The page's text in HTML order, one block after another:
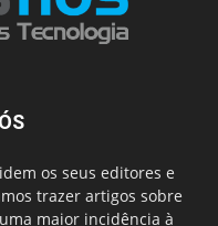
os seus editores e
trazer artigos sobre
maior incidência à